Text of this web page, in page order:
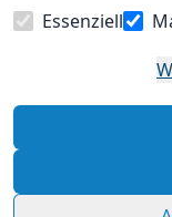
Artikel
Rechtliche
Essenziell